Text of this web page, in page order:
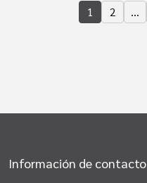
1 2 …
Información de contacto